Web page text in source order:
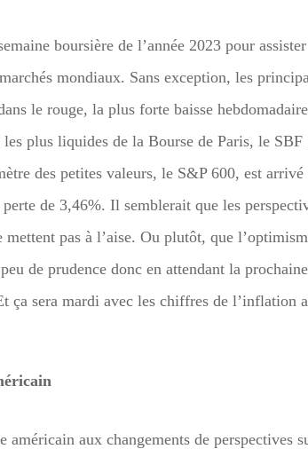
boursière de l’année 2023 pour
mondiaux. Sans exception, les
le rouge, la plus forte baisse
plus liquides de la Bourse de Paris, le
des petites valeurs, le S&P 600, est arrivé
perte de 3,46%. Il semblerait que les
pas à l’aise. Ou plutôt, que
de prudence donc en attendant la
ça sera mardi avec les chiffres de l’inflation
américain aux changements de perspectives